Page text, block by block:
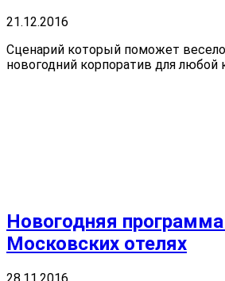
21.12.2016
Сценарий который поможет
новогодний корпоратив для любой
Новогодняя
Московских отелях